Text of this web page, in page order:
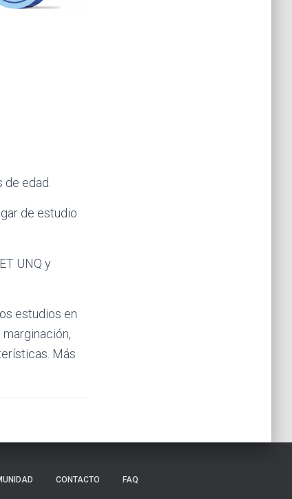
edad.
de estudio
UNQ y
estudios en
Más
CONTACTO FAQ